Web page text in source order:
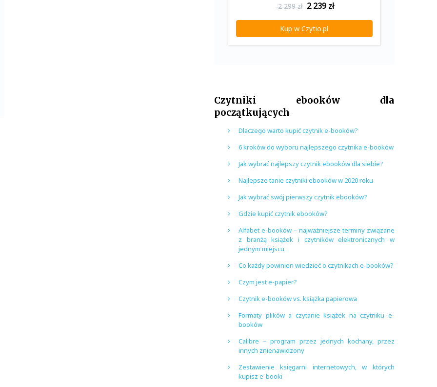
2 299 zł 2 239 zł
Kup w Czytio.pl
Czytniki ebooków dla
początkujących
Dlaczego warto kupić czytnik e-booków?
6 kroków do wyboru najlepszego czytnika e-booków
Jak wybrać najlepszy czytnik ebooków dla siebie?
Najlepsze tanie czytniki ebooków w 2020 roku
Jak wybrać swój pierwszy czytnik ebooków?
Gdzie kupić czytnik ebooków?
Alfabet e-booków – najważniejsze terminy związane
z branżą książek i czytników elektronicznych w
jednym miejscu
Co każdy powinien wiedzieć o czytnikach e-booków?
Czym jest e-papier?
Czytnik e-booków vs. książka papierowa
Formaty plików a czytanie książek na czytniku e-
booków
Calibre – program przez jednych kochany, przez
innych znienawidzony
Zestawienie księgarni internetowych, w których
kupisz e-booki